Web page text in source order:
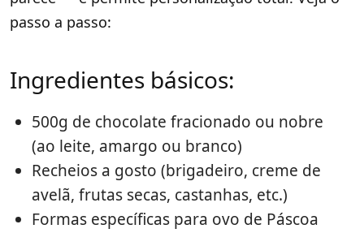
passo a passo:
Ingredientes básicos:
500g de chocolate fracionado ou nobre
(ao leite, amargo ou branco)
Recheios a gosto (brigadeiro, creme de
avelã, frutas secas, castanhas, etc.)
Formas específicas para ovo de Páscoa